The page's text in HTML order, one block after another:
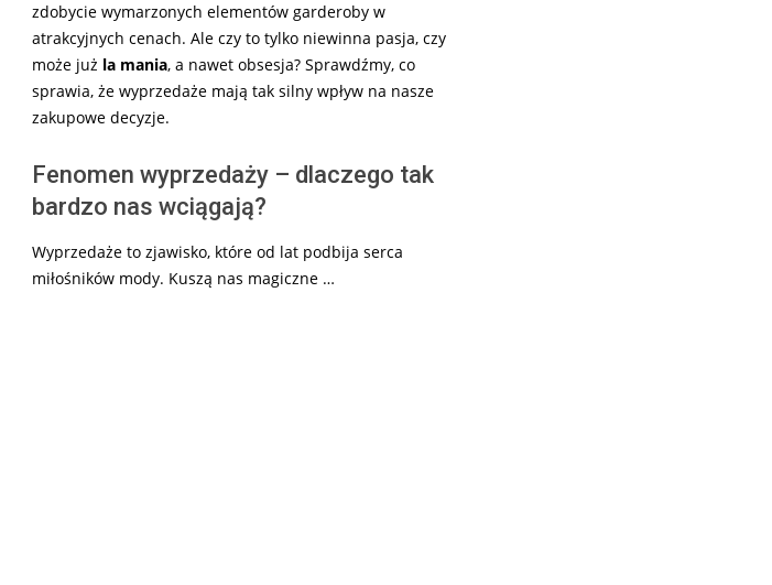
zdobycie wymarzonych elementów garderoby w
atrakcyjnych cenach. Ale czy to tylko niewinna pasja, czy
może już la mania, a nawet obsesja? Sprawdźmy, co
sprawia, że wyprzedaże mają tak silny wpływ na nasze
zakupowe decyzje.
Fenomen wyprzedaży – dlaczego tak
bardzo nas wciągają?
Wyprzedaże to zjawisko, które od lat podbija serca
miłośników mody. Kuszą nas magiczne …